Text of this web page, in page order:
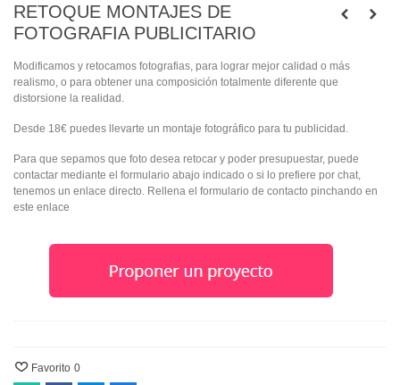
RETOQUE MONTAJES DE
FOTOGRAFIA PUBLICITARIO
Modificamos y retocamos fotografias, para lograr mejor calidad o más
realismo, o para obtener una composición totalmente diferente que
distorsione la realidad.
Desde 18€ puedes llevarte un montaje fotográfico para tu publicidad.
Para que sepamos que foto desea retocar y poder presupuestar, puede
contactar mediante el formulario abajo indicado o si lo prefiere por chat,
tenemos un enlace directo. Rellena el formulario de contacto pinchando en
este enlace
Favorito 0